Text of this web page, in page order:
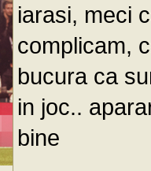
iarasi, meci
complicam,
bucura ca
in joc..
bine